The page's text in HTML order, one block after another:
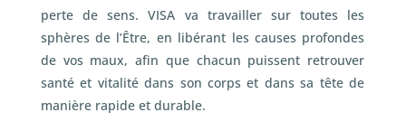
perte de sens. VISA va travailler sur toutes les
sphères de l’Être, en libérant les causes profondes
de vos maux, afin que chacun puissent retrouver
santé et vitalité dans son corps et dans sa tête de
manière rapide et durable.